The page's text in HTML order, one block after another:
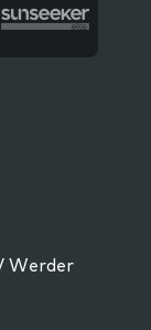
Werder